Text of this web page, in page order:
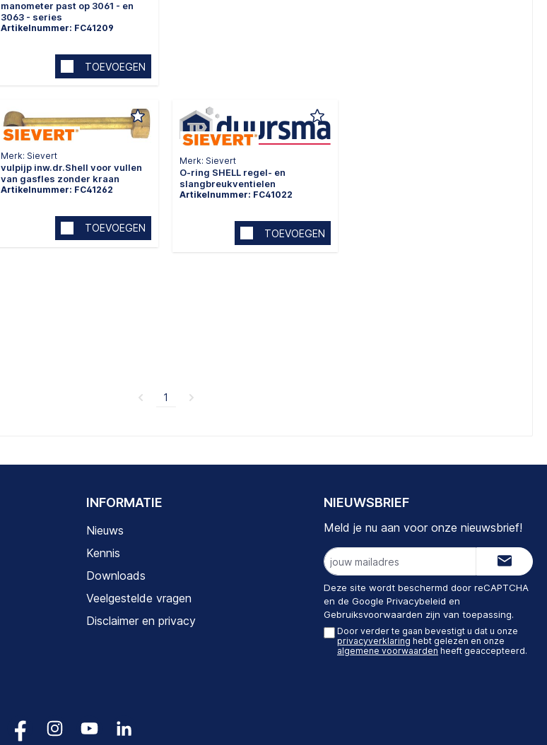
manometer past op 3061 - en
3063 - series
Artikelnummer: FC41209
TOEVOEGEN
Merk: Sievert
vulpijp inw.dr.Shell voor vullen
van gasfles zonder kraan
Artikelnummer: FC41262
TOEVOEGEN
Merk: Sievert
O-ring SHELL regel- en
slangbreukventielen
Artikelnummer: FC41022
TOEVOEGEN
1
INFORMATIE
Nieuws
Kennis
Downloads
Veelgestelde vragen
Disclaimer en privacy
NIEUWSBRIEF
Meld je nu aan voor onze nieuwsbrief!
E-
mailadres
Deze site wordt beschermd door reCAPTCHA
en de Google Privacybeleid en
Gebruiksvoorwaarden zijn van toepassing.
Door verder te gaan bevestigt u dat u onze
privacyverklaring hebt gelezen en onze
algemene voorwaarden heeft geaccepteerd.